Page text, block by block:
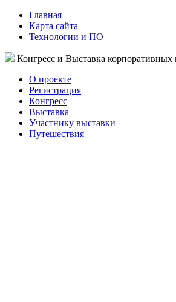
Главная
Карта сайта
Технологии и ПО
Конгресс и Выставка
О проекте
Регистрация
Конгресс
Выставка
Участнику выставки
Путешествия